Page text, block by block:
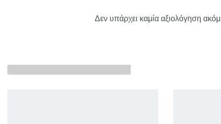
Δεν υπάρχει καμία αξιολόγηση